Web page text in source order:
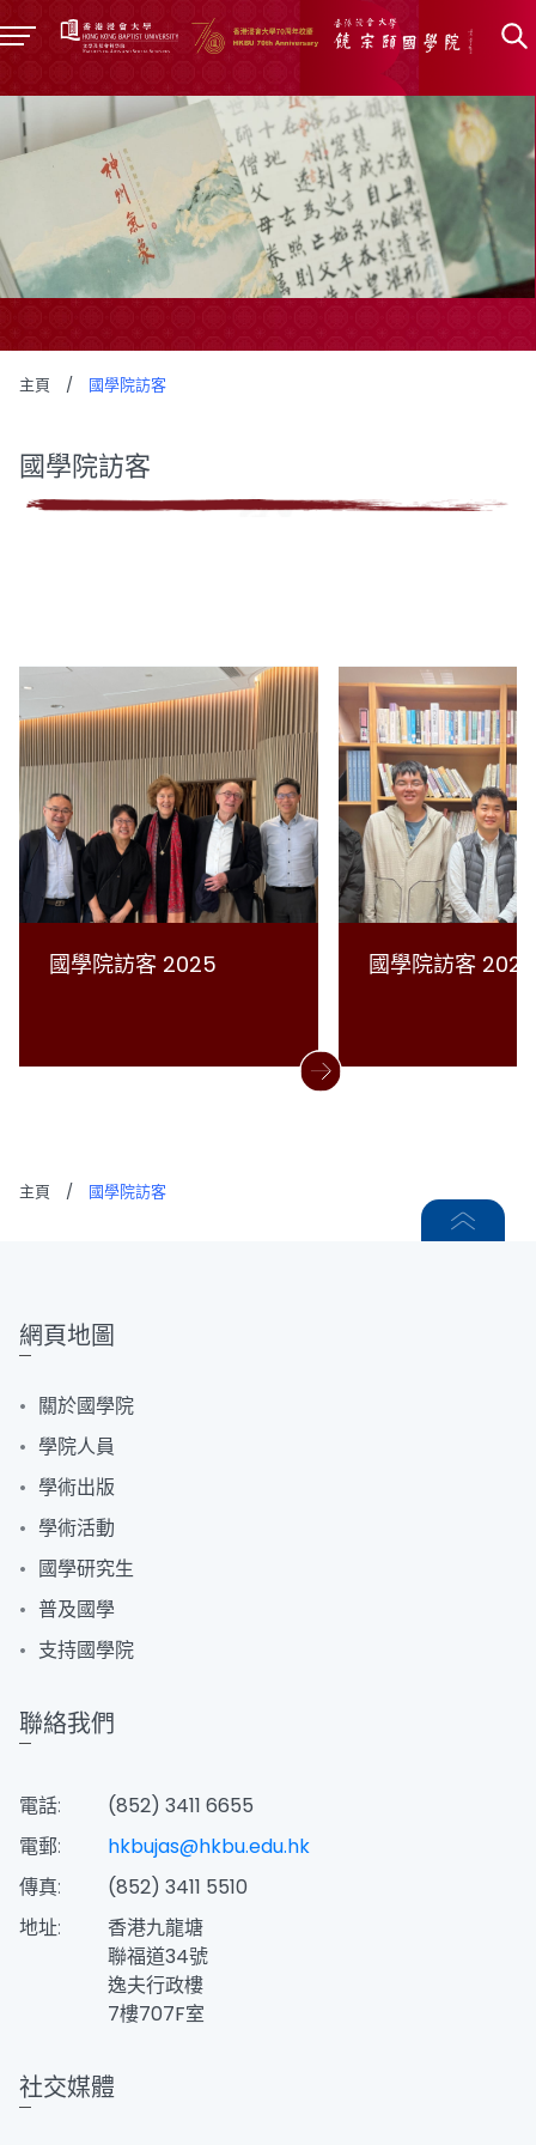
主頁 / 國學院訪客
國學院訪客
國學院訪客 2025 國學院訪客 2024
主頁 / 國學院訪客
網頁地圖
關於國學院
學院人員
學術出版
學術活動
國學研究生
普及國學
支持國學院
聯絡我們
電話:
(852) 3411 6655
電郵:
hkbujas@hkbu.edu.hk
傳真:
(852) 3411 5510
地址:
香港九龍塘
聯福道34號
逸夫行政樓
7樓707F室
社交媒體